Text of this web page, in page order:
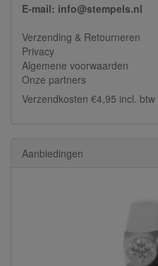
E-mail: info@stempels.nl
Verzending & Retourneren
Privacy
Algemene voorwaarden
Onze partners
Verzendkosten €4,95 incl. btw
Aanbiedingen